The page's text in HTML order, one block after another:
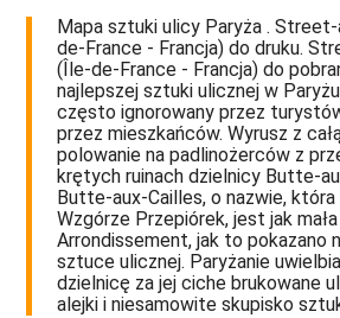
Mapa sztuki ulicy Paryża .
de-France - Francja) do druku.
(Île-de-France - Francja) do
najlepszej sztuki ulicznej w
często ignorowany przez
przez mieszkańców. Wyrusz z
polowanie na padlinożerców z
krętych ruinach dzielnicy Butte-
Butte-aux-Cailles, o nazwie, która
Wzgórze Przepiórek, jest jak
Arrondissement, jak to pokazano
sztuce ulicznej. Paryżanie
dzielnicę za jej ciche brukowane
alejki i niesamowite skupisko